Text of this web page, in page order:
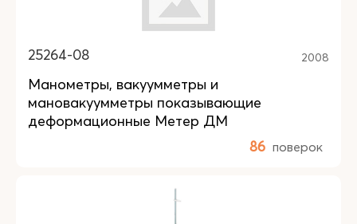
25264-08 2008
Манометры, вакуумметры и
мановакуумметры показывающие
деформационные Метер ДМ
86 поверок